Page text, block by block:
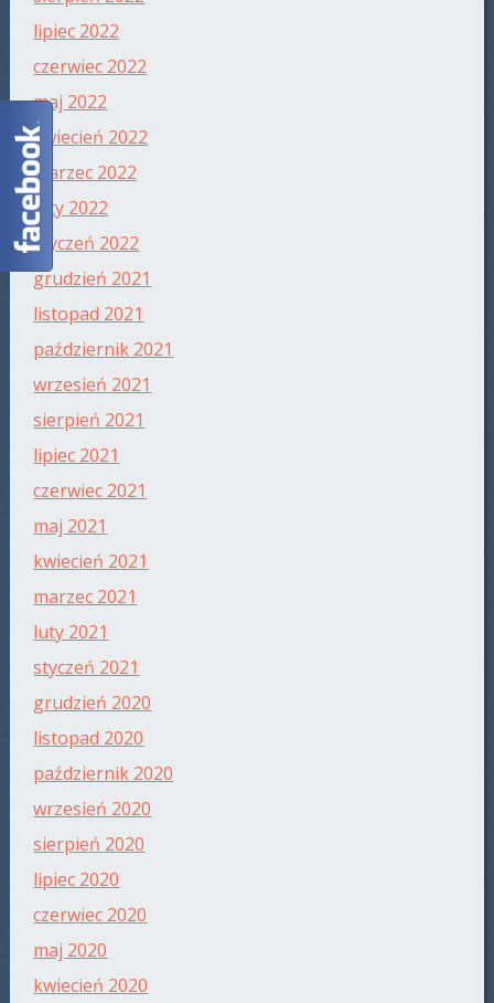
lipiec 2022
czerwiec 2022
maj 2022
kwiecień 2022
marzec 2022
luty 2022
styczeń 2022
grudzień 2021
listopad 2021
październik 2021
wrzesień 2021
sierpień 2021
lipiec 2021
czerwiec 2021
maj 2021
kwiecień 2021
marzec 2021
luty 2021
styczeń 2021
grudzień 2020
listopad 2020
październik 2020
wrzesień 2020
sierpień 2020
lipiec 2020
czerwiec 2020
maj 2020
kwiecień 2020